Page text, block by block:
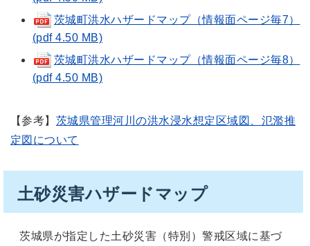
茨城町洪水ハザードマップ（情報面ページ毎7）
(pdf 4.50 MB)
茨城町洪水ハザードマップ（情報面ページ毎8）
(pdf 4.50 MB)
【参考】 茨城県管理河川の洪水浸水想定区域図、氾濫推
定図について
土砂災害ハザードマップ
茨城県が指定した土砂災害（特別）警戒区域に基づ